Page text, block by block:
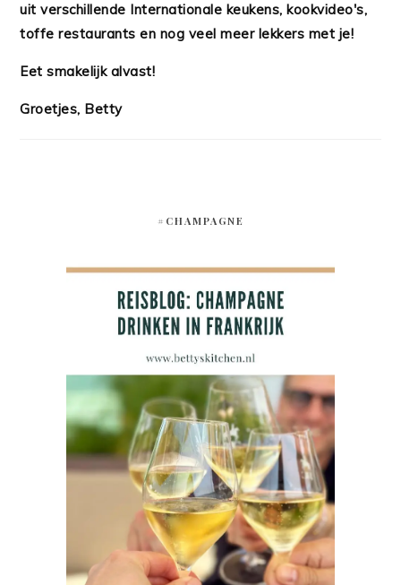
uit verschillende Internationale keukens, kookvideo's,
toffe restaurants en nog veel meer lekkers met je!
Eet smakelijk alvast!
Groetjes, Betty
#CHAMPAGNE